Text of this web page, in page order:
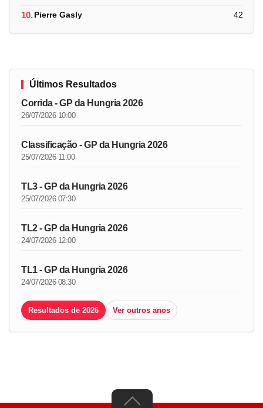
10.Pierre Gasly 42
Últimos Resultados
Corrida - GP da Hungria 2026
26/07/2026 10:00
Classificação - GP da Hungria 2026
25/07/2026 11:00
TL3 - GP da Hungria 2026
25/07/2026 07:30
TL2 - GP da Hungria 2026
24/07/2026 12:00
TL1 - GP da Hungria 2026
24/07/2026 08:30
Resultados de 2026 Ver outros anos